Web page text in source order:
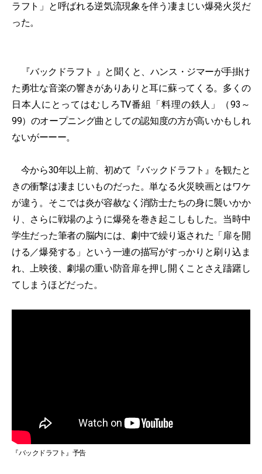
ラフト」と呼ばれる逆気流現象を伴う凄まじい爆発火災だ
った。
『バックドラフト 』と聞くと、ハンス・ジマーが手掛け
た勇壮な音楽の響きがありありと耳に蘇ってくる。多くの
日本人にとってはむしろTV番組「料理の鉄人」（93～
99）のオープニング曲としての認知度の方が高いかもしれ
ないがーーー。
今から30年以上前、初めて『バックドラフト』を観たと
きの衝撃は凄まじいものだった。単なる火災映画とはワケ
が違う。そこでは炎が容赦なく消防士たちの身に襲いかか
り、さらに戦場のように爆発を巻き起こしもした。当時中
学生だった筆者の脳内には、劇中で繰り返された「扉を開
ける／爆発する」という一連の描写がすっかりと刷り込ま
れ、上映後、劇場の重い防音扉を押し開くことさえ躊躇し
てしまうほどだった。
『バックドラフト』予告